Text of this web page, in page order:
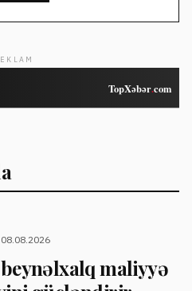
maliyyə